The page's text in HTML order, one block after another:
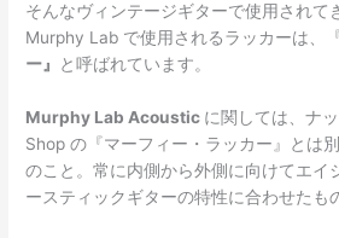
そんなヴィンテージギターで使用されて
Murphy Lab で使用されるラッカーは、
ー』
と呼ばれています。
Murphy Lab Acoustic に関しては、ナ
Shop の『マーフィー・ラッカー』とは
のこと。常に内側から外側に向けてエイ
ースティックギターの特性に合わせたも